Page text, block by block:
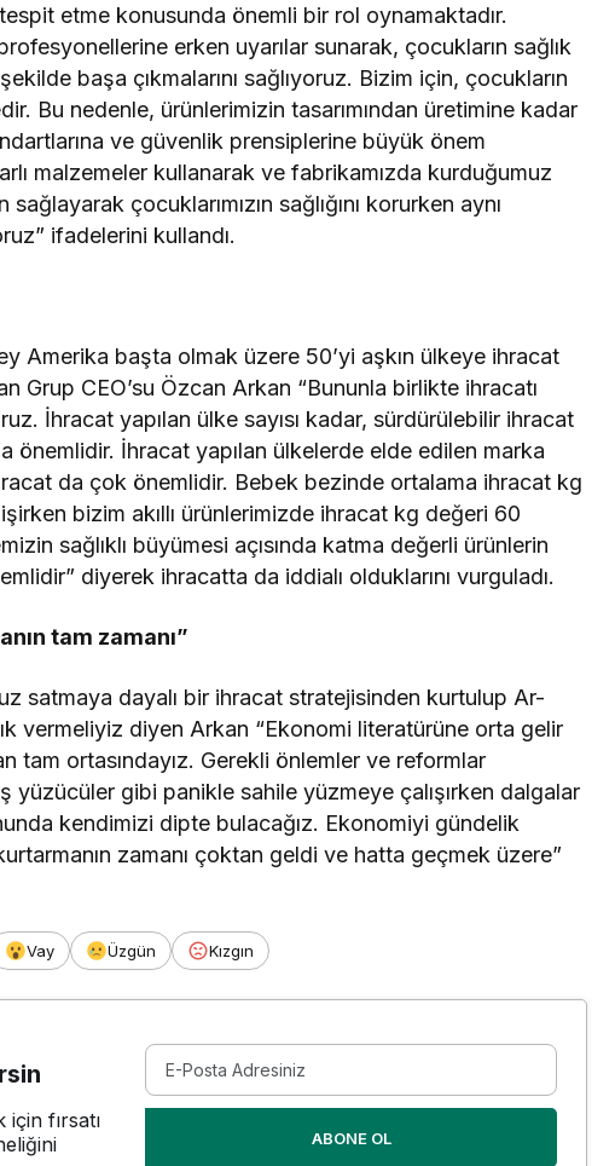
etme konusunda önemli bir rol oynamaktadır.
erken uyarılar sunarak, çocukların sağlık
başa çıkmalarını sağlıyoruz. Bizim için, çocukların
Bu nedenle, ürünlerimizin tasarımından üretimine kadar
ve güvenlik prensiplerine büyük önem
malzemeler kullanarak ve fabrikamızda kurduğumuz
çocuklarımızın sağlığını korurken aynı
ifadelerini kullandı.
Amerika başta olmak üzere 50’yi aşkın ülkeye ihracat
Grup CEO’su Özcan Arkan “Bununla birlikte ihracatı
İhracat yapılan ülke sayısı kadar, sürdürülebilir ihracat
önemlidir. İhracat yapılan ülkelerde elde edilen marka
da çok önemlidir. Bebek bezinde ortalama ihracat kg
bizim akıllı ürünlerimizde ihracat kg değeri 60
sağlıklı büyümesi açısında katma değerli ürünlerin
diyerek ihracatta da iddialı olduklarını vurguladı.
tam zamanı”
satmaya dayalı bir ihracat stratejisinden kurtulup Ar-
vermeliyiz diyen Arkan “Ekonomi literatürüne orta gelir
tam ortasındayız. Gerekli önlemler ve reformlar
yüzücüler gibi panikle sahile yüzmeye çalışırken dalgalar
kendimizi dipte bulacağız. Ekonomiyi gündelik
zamanı çoktan geldi ve hatta geçmek üzere”
Vay Üzgün Kızgın
fırsatı
ABONE OL